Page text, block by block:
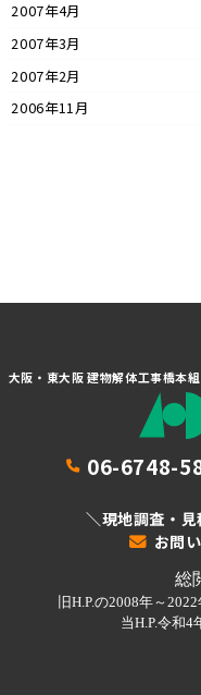
2007年4月
2007年3月
2007年2月
2006年11月
大阪・東大阪 建物解体工事橋本
06-6748-
＼現地調査・
お問